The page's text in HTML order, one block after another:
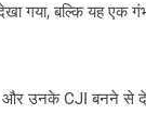
बल्कि यह एक
उनके CJI बनने से